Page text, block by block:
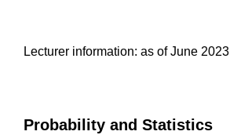
Lecturer information: as of June 2023
Probability and Statistics